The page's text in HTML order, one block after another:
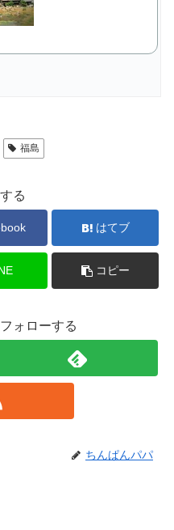
福島
る
はてブ
コピー
ォローする
ちんぱんパパ